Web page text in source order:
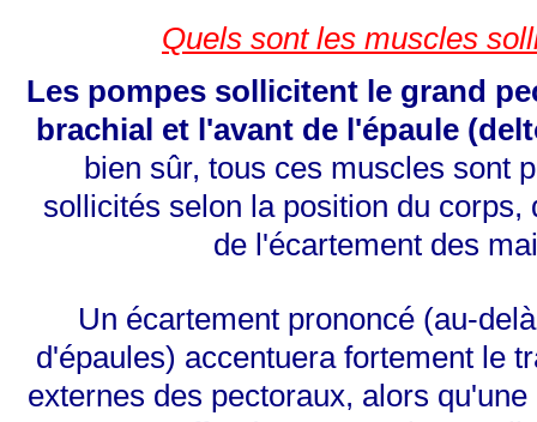
Quels sont les muscles
Les pompes sollicitent le grand
brachial et l'avant de l'épaule
bien sûr, tous ces muscles sont
sollicités selon la position du corps,
de l'écartement des
Un écartement prononcé (au-
d'épaules) accentuera fortement le
externes des pectoraux, alors